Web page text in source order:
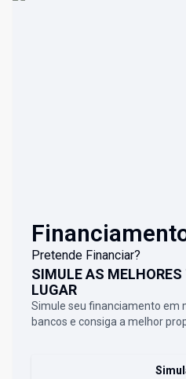
Pretende Financiar?
SIMULE AS
LUGAR
Simule seu financiamento em
bancos e consiga a melhor